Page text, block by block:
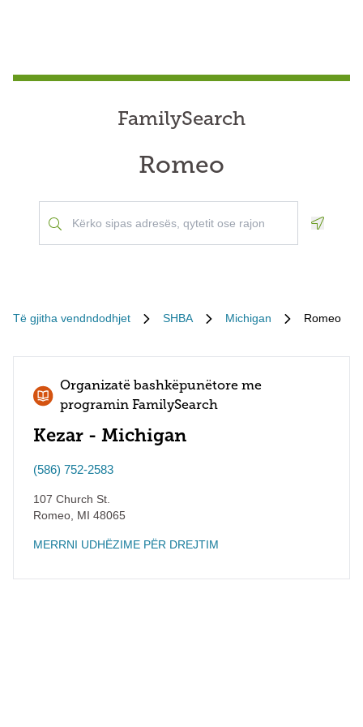
FamilySearch
Romeo
Të gjitha vendndodhjet SHBA Michigan Romeo
Organizatë bashkëpunëtore me
programin FamilySearch
Kezar - Michigan
(586) 752-2583
107 Church St.
Romeo MI 48065
MERRNI UDHËZIME PËR DREJTIM